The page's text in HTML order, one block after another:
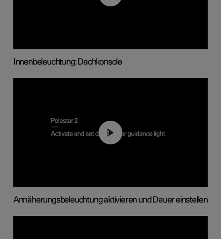
Innenbeleuchtung: Dachkonsole
01:10
Annäherungsbeleuchtung aktivieren und Dauer einstellen